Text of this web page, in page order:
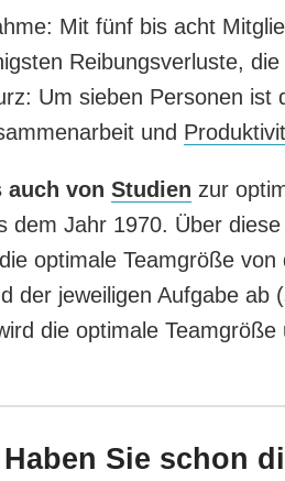
Mit fünf bis acht
Reibungsverluste,
Um sieben Personen ist
und
auch von Studien zur
dem Jahr 1970. Über
optimale Teamgröße
der jeweiligen Aufgabe ab
die optimale
Sie schon